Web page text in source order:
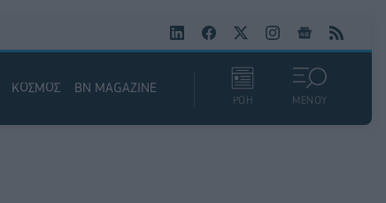
ΚΟΣΜΟΣ BN MAGAZINE
ΡΟΗ ΜΕΝΟΥ